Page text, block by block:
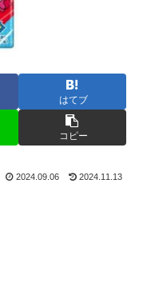
はてブ
コピー
2024.09.06 2024.11.13